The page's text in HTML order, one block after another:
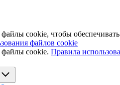
cookie, чтобы
файлов cookie
cookie. Правила